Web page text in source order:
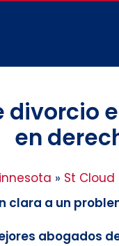
divorcio
en
» St Cloud
clara a un
abogados